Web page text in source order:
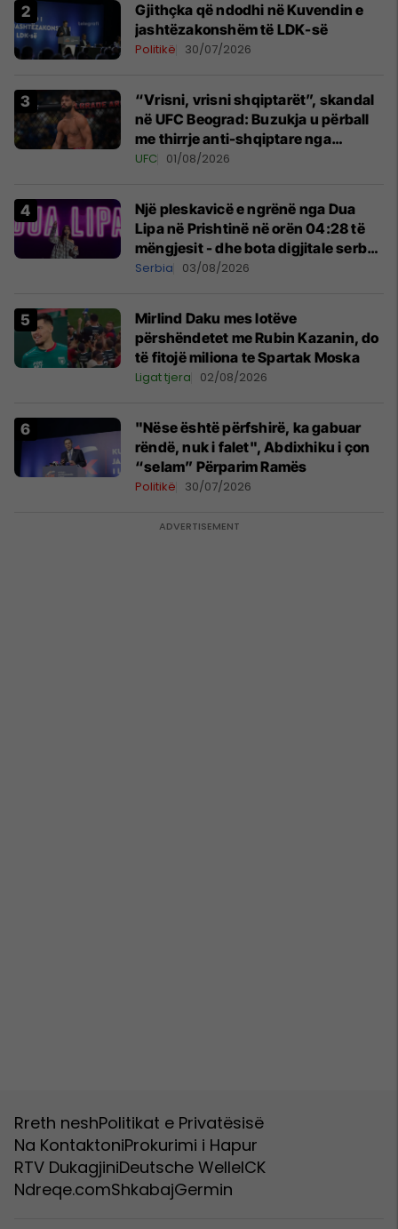
Gjithçka që ndodhi në Kuvendin e
jashtëzakonshëm të LDK-së
Politikë 30/07/2026
“Vrisni, vrisni shqiptarët”, skandal
në UFC Beograd: Buzukja u përball
me thirrje anti-shqiptare nga
tribunat
UFC 01/08/2026
Një pleskavicë e ngrënë nga Dua
Lipa në Prishtinë në orën 04:28 të
mëngjesit - dhe bota digjitale serbe
shpall gjendjen e luftës
Serbia 03/08/2026
Mirlind Daku mes lotëve
përshëndetet me Rubin Kazanin, do
të fitojë miliona te Spartak Moska
Ligat tjera 02/08/2026
"Nëse është përfshirë, ka gabuar
rëndë, nuk i falet", Abdixhiku i çon
“selam” Përparim Ramës
Politikë 30/07/2026
Rreth neshPolitikat e Privatësisë
Na KontaktoniProkurimi i Hapur
RTV DukagjiniDeutsche WelleICK
Ndreqe.comShkabajGermin